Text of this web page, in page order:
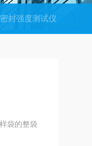
封强度测试仪
袋的整袋